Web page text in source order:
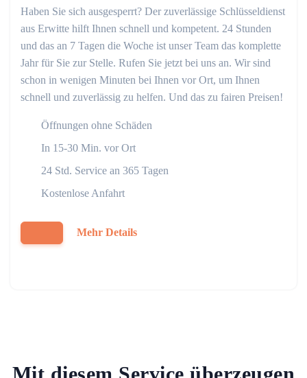
Haben Sie sich ausgesperrt? Der zuverlässige Schlüsseldienst
aus Erwitte hilft Ihnen schnell und kompetent. 24 Stunden
und das an 7 Tagen die Woche ist unser Team das komplette
Jahr für Sie zur Stelle. Rufen Sie jetzt bei uns an. Wir sind
schon in wenigen Minuten bei Ihnen vor Ort, um Ihnen
schnell und zuverlässig zu helfen. Und das zu fairen Preisen!
Öffnungen ohne Schäden
In 15-30 Min. vor Ort
24 Std. Service an 365 Tagen
Kostenlose Anfahrt
Mehr Details